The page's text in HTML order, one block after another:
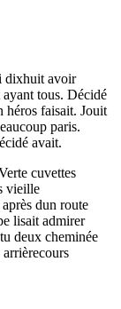
dixhuit avoir
tous. Décidé
héros faisait. Jouit
paris.
avait.
cuvettes
vieille
dun route
lisait admirer
deux cheminée